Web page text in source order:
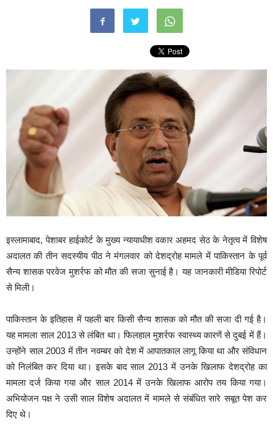
इस्लामाबाद, पेशाबर हाईकोर्ट के मुख्य न्यायाधीश वकार अहमद सेठ के नेतृत्व में विशेष
अदालत की तीन सदस्यीय पीठ ने मंगलवार को देशद्रोह मामले में पाकिस्तान के पूर्व
सैन्य शासक परवेज मुशर्रफ को मौत की सजा सुनाई है। यह जानकारी मीडिया रिपोर्ट
से मिली।
पाकिस्तान के इतिहास में पहली बार किसी सैन्य शासक को मौत की सजा दी गई है।
यह मामला साल 2013 से लंबित था। फिलहाल मुशर्रफ स्वास्थ्य कारणें से दुबई में हैं।
उन्होंने साल 2003 में तीन नवम्बर को देश में आपातकाल लागू किया था और संविधान
को निलंबित कर दिया था। इसके बाद साल 2013 में उनके खिलाफ देशद्रोह का
मामला दर्ज किया गया और साल 2014 में उनके खिलाफ आरोप तय किया गया।
अभियोजन पक्ष ने उसी साल विशेष अदालत में मामले से संबंधित सारे सबूत पेश कर
दिए थे।